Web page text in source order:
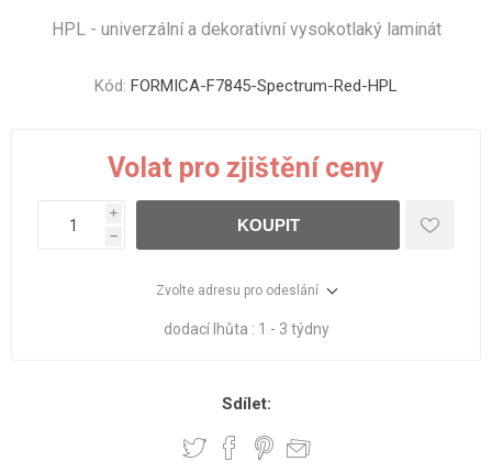
HPL - univerzální a dekorativní vysokotlaký laminát
Kód: FORMICA-F7845-Spectrum-Red-HPL
Volat pro zjištění ceny
i
h
KOUPIT
Zvolte adresu pro odeslání
dodací lhůta : 1 - 3 týdny
Sdílet: